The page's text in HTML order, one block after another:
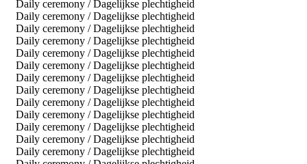
Daily ceremony / Dagelijkse plechtigheid
Daily ceremony / Dagelijkse plechtigheid
Daily ceremony / Dagelijkse plechtigheid
Daily ceremony / Dagelijkse plechtigheid
Daily ceremony / Dagelijkse plechtigheid
Daily ceremony / Dagelijkse plechtigheid
Daily ceremony / Dagelijkse plechtigheid
Daily ceremony / Dagelijkse plechtigheid
Daily ceremony / Dagelijkse plechtigheid
Daily ceremony / Dagelijkse plechtigheid
Daily ceremony / Dagelijkse plechtigheid
Daily ceremony / Dagelijkse plechtigheid
Daily ceremony / Dagelijkse plechtigheid